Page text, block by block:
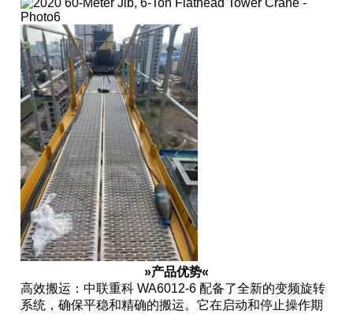
»产品优势«
高效搬运：中联重科 WA6012-6 配备了全新的变频旋转
系统，确保平稳和精确的搬运。它在启动和停止操作期